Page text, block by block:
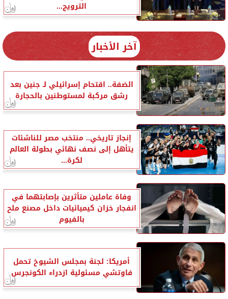
الترويج...
آخر الأخبار
الضفة.. اقتحام إسرائيلي لـ جنين بعد
رشق مركبة لمستوطنين بالحجارة
إنجاز تاريخي.. منتخب مصر للناشئات
يتأهل إلى نصف نهائي بطولة العالم
لكرة...
وفاة عاملين متأثرين بإصابتهما في
انفجار خزان كيميائيات داخل مصنع ملح
بالفيوم
أمريكا: لجنة بمجلس الشيوخ تحمل
فاوتشي مسئولية ازدراء الكونجرس